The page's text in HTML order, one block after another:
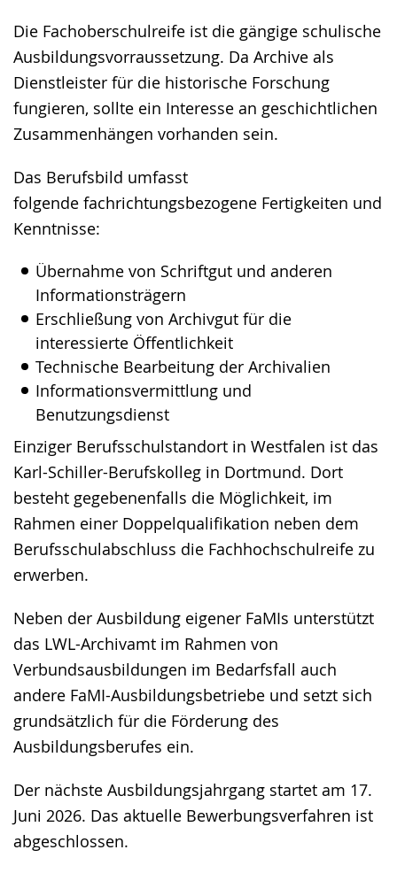
Die Fachoberschulreife ist die gängige schulische
Ausbildungsvorraussetzung. Da Archive als
Dienstleister für die historische Forschung
fungieren, sollte ein Interesse an geschichtlichen
Zusammenhängen vorhanden sein.
Das Berufsbild umfasst
folgende fachrichtungsbezogene Fertigkeiten und
Kenntnisse:
Übernahme von Schriftgut und anderen
Informationsträgern
Erschließung von Archivgut für die
interessierte Öffentlichkeit
Technische Bearbeitung der Archivalien
Informationsvermittlung und
Benutzungsdienst
Einziger Berufsschulstandort in Westfalen ist das
Karl-Schiller-Berufskolleg in Dortmund. Dort
besteht gegebenenfalls die Möglichkeit, im
Rahmen einer Doppelqualifikation neben dem
Berufsschulabschluss die Fachhochschulreife zu
erwerben.
Neben der Ausbildung eigener FaMIs unterstützt
das LWL-Archivamt im Rahmen von
Verbundsausbildungen im Bedarfsfall auch
andere FaMI-Ausbildungsbetriebe und setzt sich
grundsätzlich für die Förderung des
Ausbildungsberufes ein.
Der nächste Ausbildungsjahrgang startet am 17.
Juni 2026. Das aktuelle Bewerbungsverfahren ist
abgeschlossen.